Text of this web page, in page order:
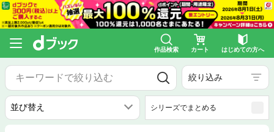
作品検索 カート はじめての方へ
絞り込み
シリーズでまとめる